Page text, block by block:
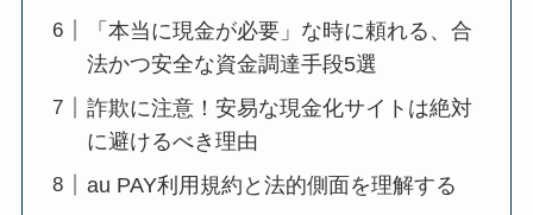
「本当に現金が必要」な時に頼れる、合
法かつ安全な資金調達手段5選
詐欺に注意！安易な現金化サイトは絶対
に避けるべき理由
au PAY利用規約と法的側面を理解する